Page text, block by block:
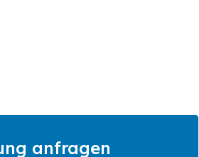
anfragen